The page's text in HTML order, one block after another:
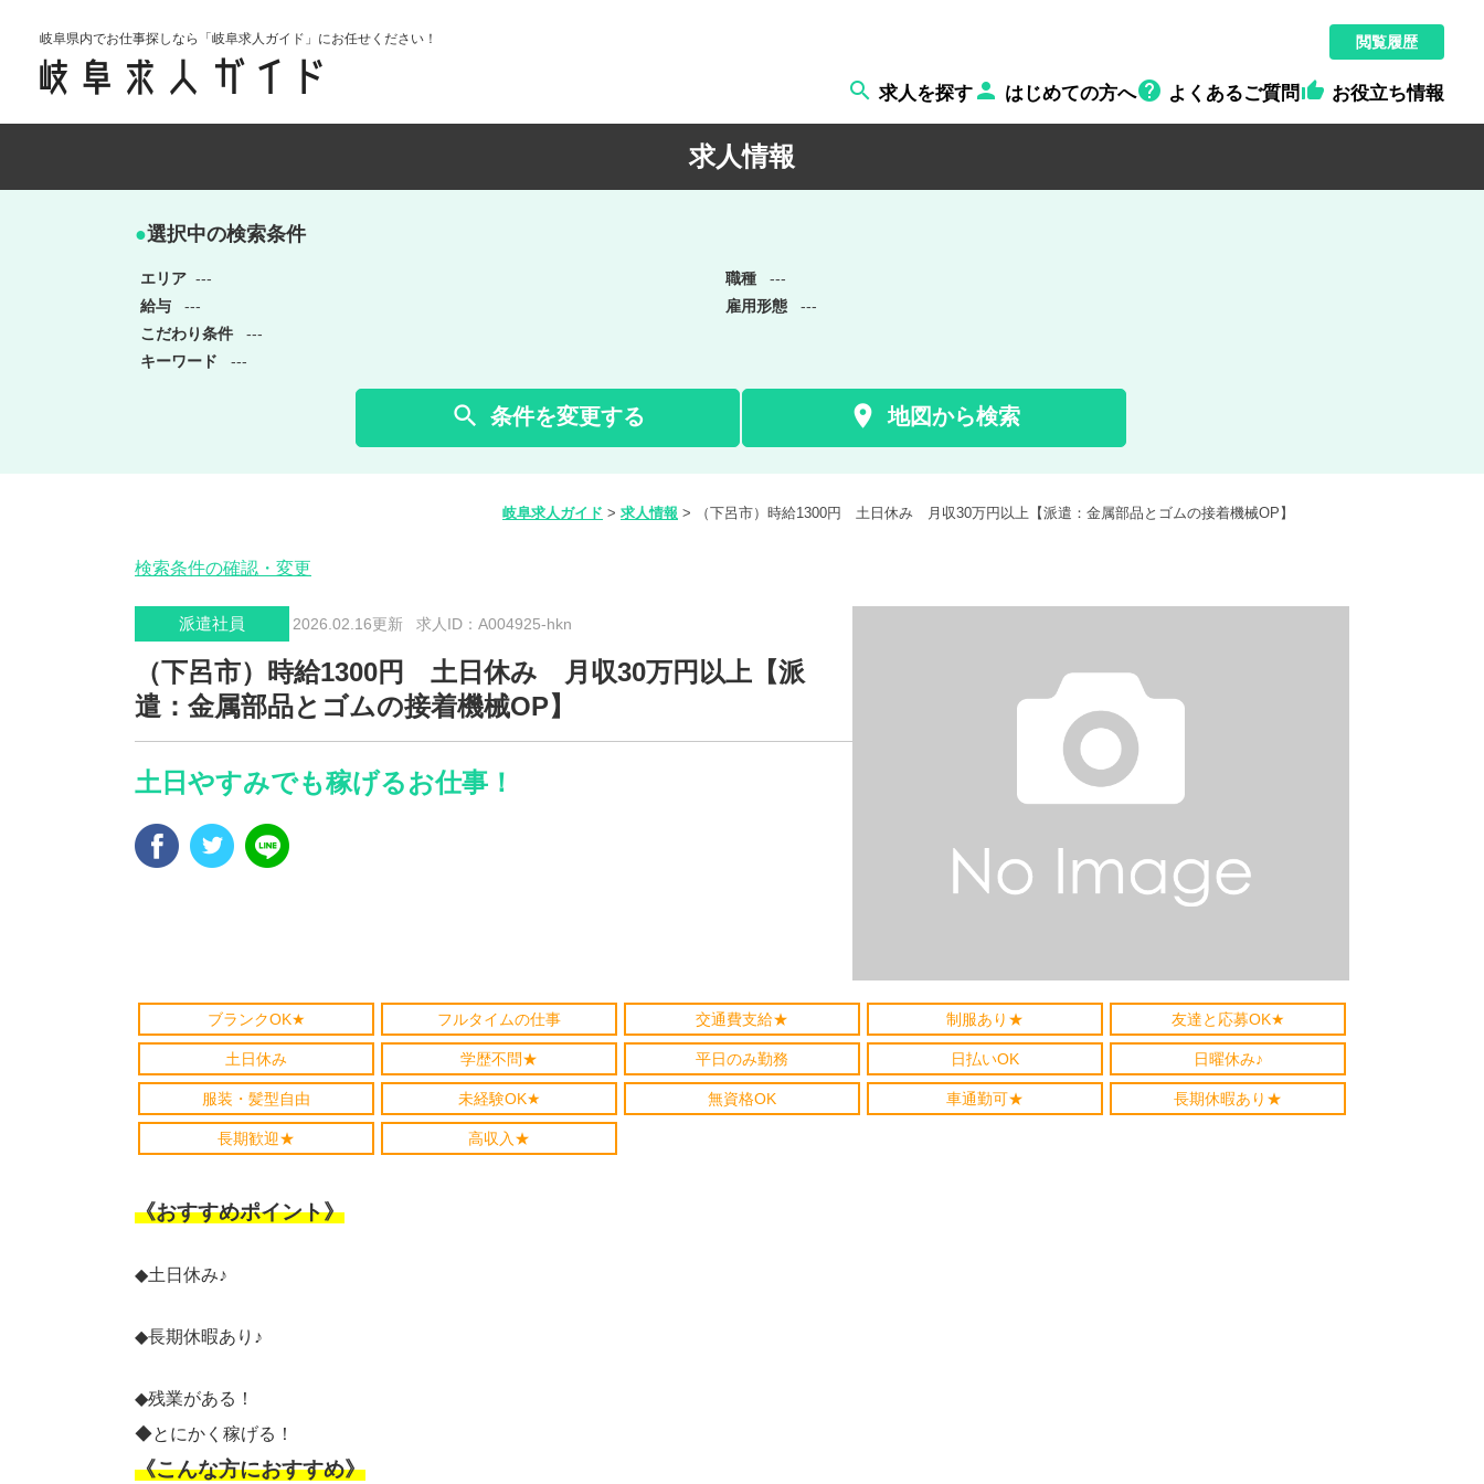
岐阜県内でお仕事探しなら「岐阜求人ガイド」にお任せください！ 閲覧履歴
 求人を探す  はじめての方へ よくあるご質問  お役立ち情報
求人情報
●選択中の検索条件
エリア --- 職種
---
給与
--- 雇用形態
---
こだわり条件
---
キーワード
---
 条件を変更する  地図から検索
岐阜求人ガイド > 求人情報 > （下呂市）時給1300円 土日休み 月収30万円以上【派遣：金属部品とゴムの接着機械OP】
検索条件の確認・変更
派遣社員 2026.02.16更新 求人ID：A004925-hkn
（下呂市）時給1300円 土日休み 月収30万円以上【派
遣：金属部品とゴムの接着機械OP】
土日やすみでも稼げるお仕事！
ブランクOK★ フルタイムの仕事 交通費支給★ 制服あり★ 友達と応募OK★
土日休み 学歴不問★ 平日のみ勤務 日払いOK 日曜休み♪
服装・髪型自由 未経験OK★ 無資格OK 車通勤可★ 長期休暇あり★
長期歓迎★ 高収入★
《おすすめポイント》
◆土日休み♪
◆長期休暇あり♪
◆残業がある！
◆とにかく稼げる！
《こんな方におすすめ》